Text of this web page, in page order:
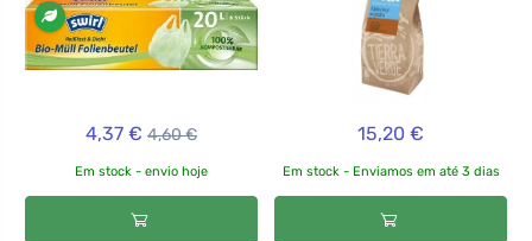
4,37 € 4,60 €
Em stock - envio hoje
15,20 €
Em stock - Enviamos em até 3 dias